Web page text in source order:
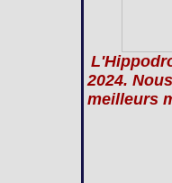
2024.
meilleurs